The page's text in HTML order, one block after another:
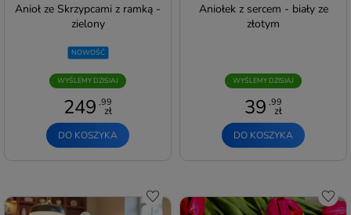
Anioł ze Skrzypcami z ramką -
zielony
NOWOŚĆ
WYŚLEMY DZISIAJ
249 ,99
zł
DO KOSZYKA
Aniołek z sercem - biały ze
złotym
WYŚLEMY DZISIAJ
39 ,99
zł
DO KOSZYKA
Do schowka Do